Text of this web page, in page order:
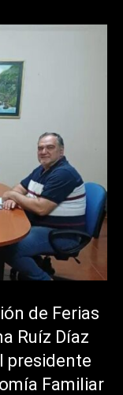
de Ferias
Ruíz Díaz
presidente
Familiar